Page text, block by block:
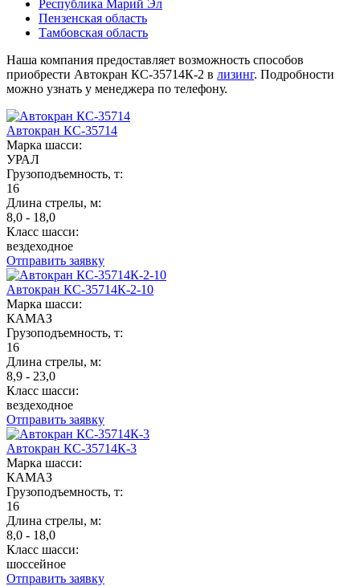
Республика Марий Эл
Пензенская область
Тамбовская область
Наша компания предоставляет возможность способов
приобрести Автокран КС-35714К-2 в лизинг. Подробности
можно узнать у менеджера по телефону.
Автокран КС-35714
Марка шасси:
УРАЛ
Грузоподъемность, т:
16
Длина стрелы, м:
8,0 - 18,0
Класс шасси:
вездеходное
Отправить заявку
Автокран КС-35714К-2-10
Марка шасси:
КАМАЗ
Грузоподъемность, т:
16
Длина стрелы, м:
8,9 - 23,0
Класс шасси:
вездеходное
Отправить заявку
Автокран КС-35714К-3
Марка шасси:
КАМАЗ
Грузоподъемность, т:
16
Длина стрелы, м:
8,0 - 18,0
Класс шасси:
шоссейное
Отправить заявку